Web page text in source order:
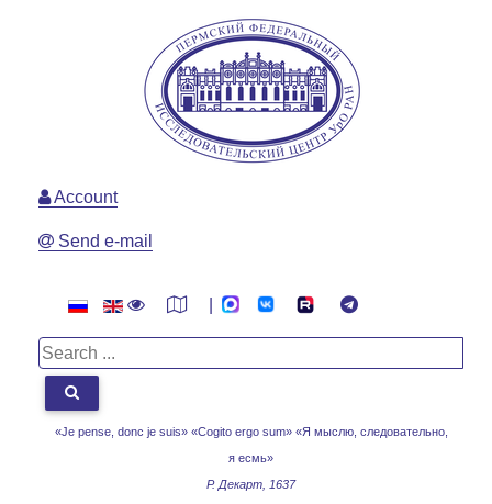
«Je pense, donc je suis» «Cogito ergo sum» «Я мыслю, следовательно,
я есмь»
Р. Декарт, 1637
Account
Send e-mail